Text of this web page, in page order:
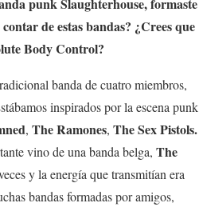
de estas bandas? ¿Crees que
Body Control?
banda de cuatro miembros,
inspirados por la escena punk
, The Ramones, The Sex Pistols.
vino de una banda belga, The
y la energía que transmitían era
bandas formadas por amigos,